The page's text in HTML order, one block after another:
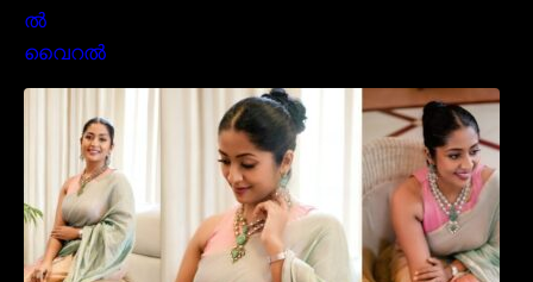
സാരിയിൽ സുന്ദരിയായി മലയിലകളുടെ
പ്രിയ താരം നവ്യാ നായർ| Malayalam
favourite actress Navya Nair cute in saree